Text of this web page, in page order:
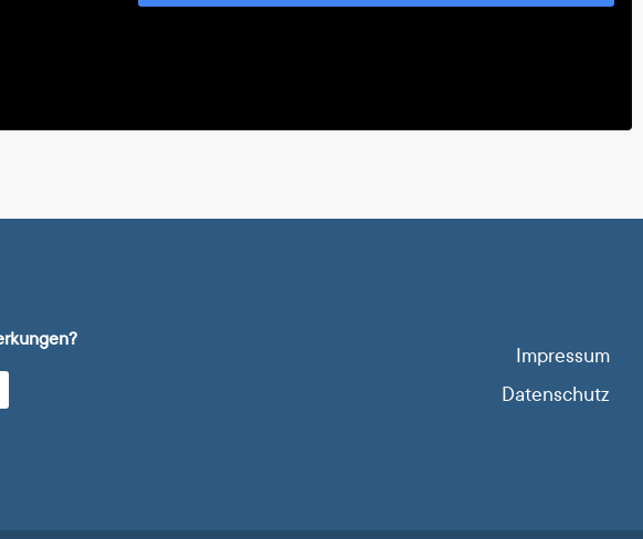
Impressum
Datenschutz